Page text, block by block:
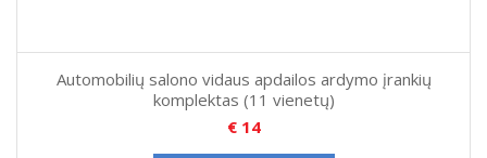
Automobilių salono vidaus apdailos ardymo įrankių
komplektas (11 vienetų)
€14